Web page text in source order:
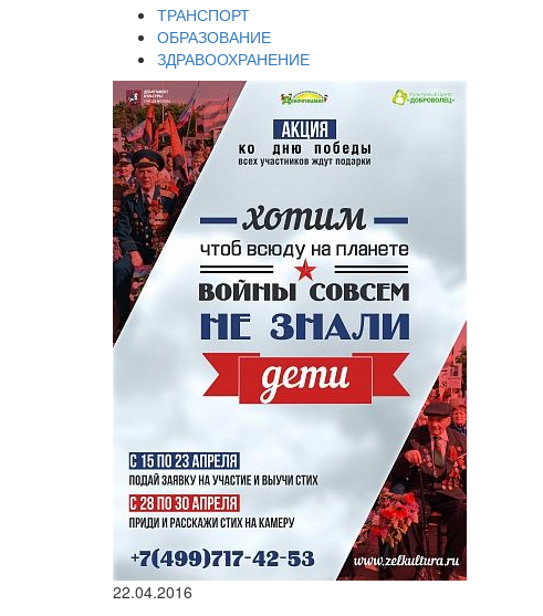
ТРАНСПОРТ
ОБРАЗОВАНИЕ
ЗДРАВООХРАНЕНИЕ
22.04.2016